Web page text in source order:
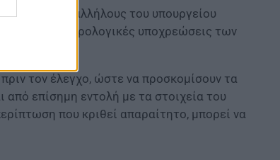
υπαλλήλους του υπουργείου
και οι φορολογικές υποχρεώσεις των
τον έλεγχο, ώστε να προσκομίσουν τα
από επίσημη εντολή με τα στοιχεία του
που κριθεί απαραίτητο, μπορεί να